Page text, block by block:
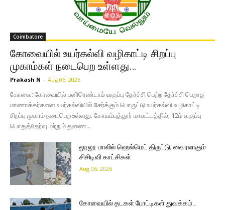
Coimbatore
கோவையில் உயர்கல்வி வழிகாட்டி சிறப்பு
முகாம்கள் நடைபெற உள்ளது…
Prakash N - Aug 06, 2026
கோவை: கோவையில் பனிரெண்டாம் வகுப்பு தேர்ச்சி பெற்ற தேர்ச்சி பெறாத
மாணாக்கர்களை உயர்கல்வியில் சேர்க்கும் பொருட்டு உயர்கல்வி வழிகாட்டி
சிறப்பு முகாம் நடைபெற உள்ளது. கோயம்புத்தூர் மாவட்டத்தில், 12ம் வகுப்பு
பொதுத்தேர்வு மற்றும் துணை...
லூலூ மாலில் ஹெல்மெட் திருட்டு; வைரலாகும்
சிசிடிவி காட்சிகள்
Aug 06, 2026
கோவையில் தடகள் போட்டிகள் துவக்கம்…